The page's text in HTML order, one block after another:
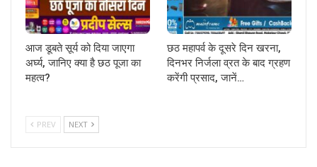
आज डूबते सूर्य को दिया जाएगा
अर्घ्य, जानिए क्या है छठ पूजा का
महत्व?
छठ महापर्व के दूसरे दिन खरना,
दिनभर निर्जला व्रत के बाद ग्रहण
करेंगी प्रसाद, जानें…
PREV NEXT